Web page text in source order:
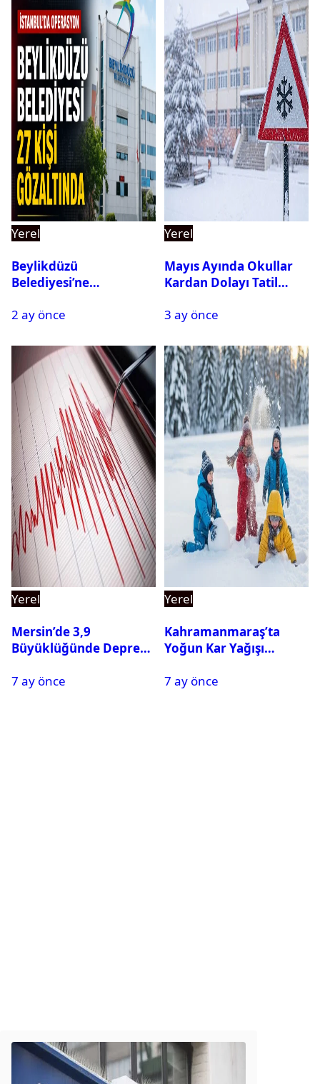
Yerel
Beylikdüzü
Belediyesi’ne
Gözaltına Alındı
2 ay önce
Yerel
Mayıs Ayında Okullar
Kardan Dolayı Tatil
3 ay önce
Yerel
Mersin’de 3,9
Büyüklüğünde Deprem
7 ay önce
Yerel
Kahramanmaraş’ta
Yoğun Kar Yağışı
Tatil
7 ay önce